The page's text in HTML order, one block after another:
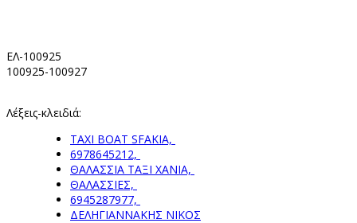
ΕΛ-100925
100925-100927
Λέξεις-κλειδιά:
TAXI BOAT SFAKIA,
6978645212,
ΘΑΛΑΣΣΙΑ ΤΑΞΙ ΧΑΝΙΑ,
ΘΑΛΑΣΣΙΕΣ,
6945287977,
ΔΕΛΗΓΙΑΝΝΑΚΗΣ ΝΙΚΟΣ